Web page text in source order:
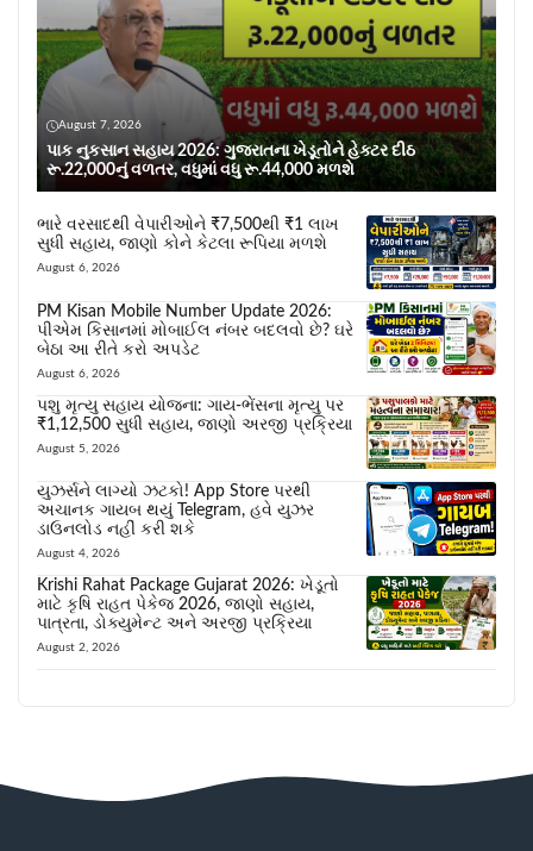
August 7, 2026
પાક નુકસાન સહાય 2026: ગુજરાતના ખેડૂતોને હેક્ટર દીઠ
રૂ.22,000નું વળતર, વધુમાં વધુ રૂ.44,000 મળશે
ભારે વરસાદથી વેપારીઓને ₹7,500થી ₹1 લાખ
સુધી સહાય, જાણો કોને કેટલા રૂપિયા મળશે
August 6, 2026
PM Kisan Mobile Number Update 2026:
પીએમ કિસાનમાં મોબાઈલ નંબર બદલવો છે? ઘરે
બેઠા આ રીતે કરો અપડેટ
August 6, 2026
પશુ મૃત્યુ સહાય યોજના: ગાય-ભેંસના મૃત્યુ પર
₹1,12,500 સુધી સહાય, જાણો અરજી પ્રક્રિયા
August 5, 2026
યુઝર્સને લાગ્યો ઝટકો! App Store પરથી
અચાનક ગાયબ થયું Telegram, હવે યુઝર
ડાઉનલોડ નહીં કરી શકે
August 4, 2026
Krishi Rahat Package Gujarat 2026: ખેડૂતો
માટે કૃષિ રાહત પેકેજ 2026, જાણો સહાય,
પાત્રતા, ડોક્યુમેન્ટ અને અરજી પ્રક્રિયા
August 2, 2026